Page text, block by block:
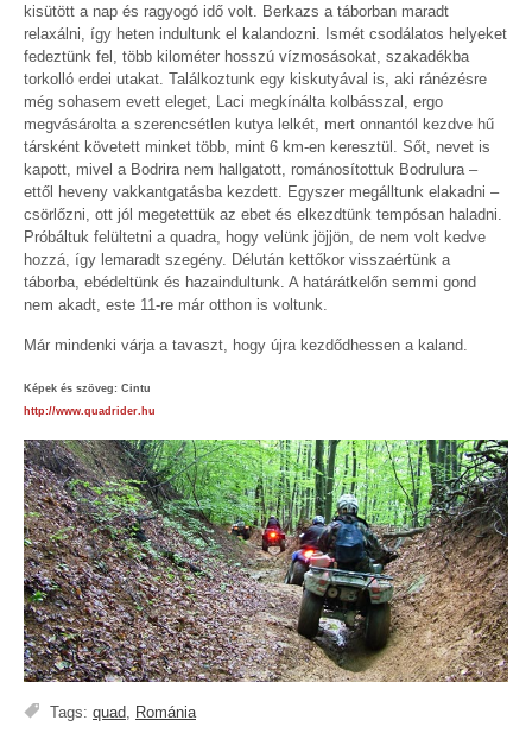
kisütött a nap és ragyogó idő volt. Berkazs a táborban maradt
relaxálni, így heten indultunk el kalandozni. Ismét csodálatos helyeket
fedeztünk fel, több kilométer hosszú vízmosásokat, szakadékba
torkolló erdei utakat. Találkoztunk egy kiskutyával is, aki ránézésre
még sohasem evett eleget, Laci megkínálta kolbásszal, ergo
megvásárolta a szerencsétlen kutya lelkét, mert onnantól kezdve hű
társként követett minket több, mint 6 km-en keresztül. Sőt, nevet is
kapott, mivel a Bodrira nem hallgatott, románosítottuk Bodrulura –
ettől heveny vakkantgatásba kezdett. Egyszer megálltunk elakadni –
csörlőzni, ott jól megetettük az ebet és elkezdtünk tempósan haladni.
Próbáltuk felültetni a quadra, hogy velünk jöjjön, de nem volt kedve
hozzá, így lemaradt szegény. Délután kettőkor visszaértünk a
táborba, ebédeltünk és hazaindultunk. A határátkelőn semmi gond
nem akadt, este 11-re már otthon is voltunk.
Már mindenki várja a tavaszt, hogy újra kezdődhessen a kaland.
Képek és szöveg: Cintu
http://www.quadrider.hu
Tags: quad Románia